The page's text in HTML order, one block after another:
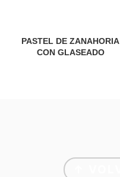
PASTEL DE ZANAHORIA
CON GLASEADO